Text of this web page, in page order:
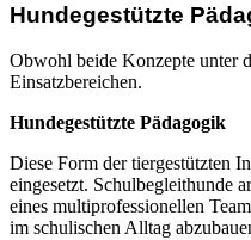
Hundegestützte
Obwohl beide Konzepte unter
Einsatzbereichen.
Hundegestützte Pädagogik
Diese Form der tiergestützten
eingesetzt. Schulbegleithunde
eines multiprofessionellen
im schulischen Alltag